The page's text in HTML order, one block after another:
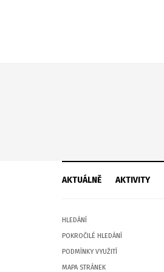
AKTUÁLNĚ AKTIVITY
HLEDÁNÍ
POKROČILÉ HLEDÁNÍ
PODMÍNKY VYUŽITÍ
MAPA STRÁNEK